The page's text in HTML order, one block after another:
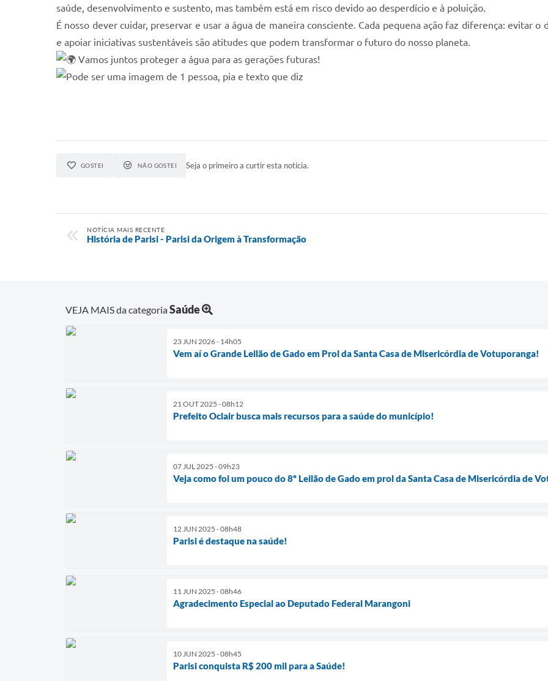
saúde, desenvolvimento e sustento, mas também está em risco devido ao desperdício e à poluição.
É nosso dever cuidar, preservar e usar a água de maneira consciente. Cada pequena ação faz diferença: evitar
e apoiar iniciativas sustentáveis são atitudes que podem transformar o futuro do nosso planeta.
Vamos juntos proteger a água para as gerações futuras!
GOSTEI NÃO GOSTEI Seja o primeiro a curtir esta notícia.
NOTÍCIA MAIS RECENTE
História de Parisi - Parisi da Origem à Transformação
VEJA MAIS da categoriaSaúde
23 JUN 2026 - 14h05
Vem aí o Grande Leilão de Gado em Prol da Santa Casa de Misericórdia de Votuporanga!
21 OUT 2025 - 08h12
Prefeito Oclair busca mais recursos para a saúde do município!
07 JUL 2025 - 09h23
Veja como foi um pouco do 8º Leilão de Gado em prol da Santa Casa de Misericórdia de
12 JUN 2025 - 08h48
Parisi é destaque na saúde!
11 JUN 2025 - 08h46
Agradecimento Especial ao Deputado Federal Marangoni
10 JUN 2025 - 08h45
Parisi conquista R$ 200 mil para a Saúde!